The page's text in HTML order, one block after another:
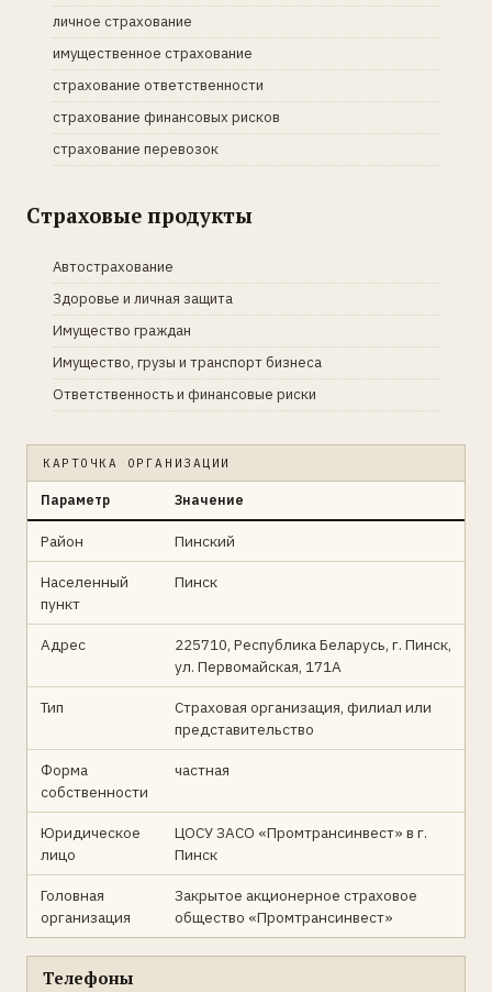
личное страхование
имущественное страхование
страхование ответственности
страхование финансовых рисков
страхование перевозок
Страховые продукты
Автострахование
Здоровье и личная защита
Имущество граждан
Имущество, грузы и транспорт бизнеса
Ответственность и финансовые риски
КАРТОЧКА ОРГАНИЗАЦИИ
Параметр Значение
Район Пинский
Населенный
пункт
Пинск
Адрес
225710, Республика Беларусь, г. Пинск,
ул. Первомайская, 171А
Тип
Страховая организация, филиал или
представительство
Форма
собственности
частная
Юридическое
лицо
ЦОСУ ЗАСО «Промтрансинвест» в г.
Пинск
Головная
организация
Закрытое акционерное страховое
общество «Промтрансинвест»
Телефоны